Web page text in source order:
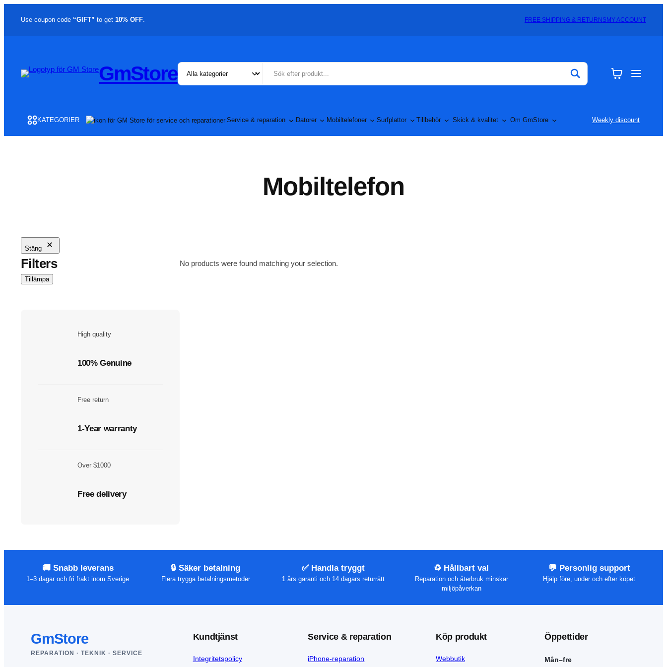
Use coupon code “GIFT” to get 10% OFF. FREE SHIPPING & RETURNSMY ACCOUNT
GmStore
KATEGORIER Service & reparation Datorer Mobiltelefoner Surfplattor Tillbehör Skick & kvalitet Om GmStore Weekly discount
Mobiltelefon
Stäng
Filters
Tillämpa
No products were found matching your selection.
High quality
100% Genuine
Free return
1-Year warranty
Over $1000
Free delivery
🚚 Snabb leverans
1–3 dagar och fri frakt inom Sverige
🔒 Säker betalning
Flera trygga betalningsmetoder
✅ Handla tryggt
1 års garanti och 14 dagars returrätt
♻️ Hållbart val
Reparation och återbruk minskar
miljöpåverkan
💬 Personlig support
Hjälp före, under och efter köpet
GmStore
REPARATION · TEKNIK · SERVICE
Kundtjänst
Integritetspolicy
Service & reparation
iPhone-reparation
Köp produkt
Webbutik
Öppettider
Mån–fre